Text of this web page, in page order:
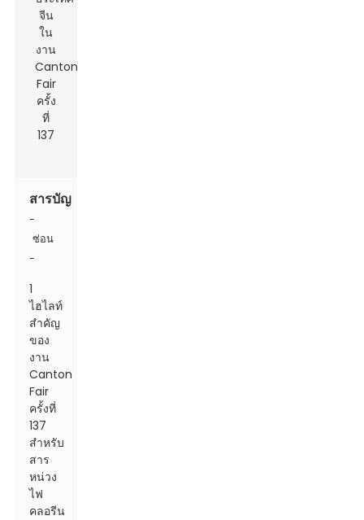
สารบัญ
-
ซ่อน
-
1
ไฮไลท์
สำคัญ
ของ
งาน
Canton
Fair
ครั้งที่
137
สำหรับ
สาร
หน่วง
ไฟ
คลอรีน